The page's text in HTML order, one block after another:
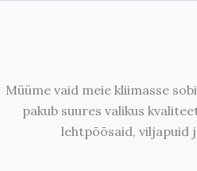
Müüme vaid meie kliimasse
pakub suures valikus
lehtpõõsaid, viljapuid